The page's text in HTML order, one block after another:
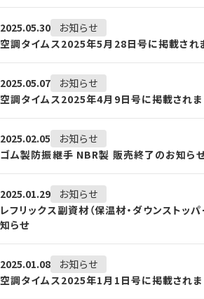
2025.05.30
お知らせ
空調タイムス2025年5月28日号に掲載され
2025.05.07
お知らせ
空調タイムス2025年4月9日号に掲載されま
2025.02.05
お知らせ
ゴム製防振継手 NBR製 販売終了のお知ら
2025.01.29
お知らせ
レフリックス副資材（保温材・ダウンストッ
知らせ
2025.01.08
お知らせ
空調タイムス2025年1月1日号に掲載されま